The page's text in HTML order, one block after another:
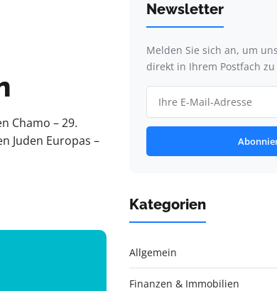
Chamo – 29.
Juden Europas –
Newsletter
Melden Sie sich an, um
direkt in Ihrem Postfach
Kategorien
Allgemein
Finanzen & Immobilien